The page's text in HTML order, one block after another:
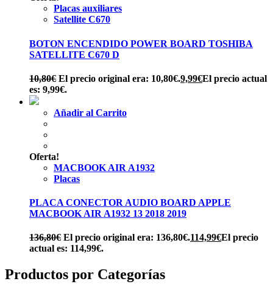
Placas auxiliares
Satellite C670
BOTON ENCENDIDO POWER BOARD TOSHIBA
SATELLITE C670 D
10,80€ El precio original era: 10,80€.9,99€El precio actual
es: 9,99€.
Añadir al Carrito
Oferta!
MACBOOK AIR A1932
Placas
PLACA CONECTOR AUDIO BOARD APPLE
MACBOOK AIR A1932 13 2018 2019
136,80€ El precio original era: 136,80€.114,99€El precio
actual es: 114,99€.
Productos por Categorías